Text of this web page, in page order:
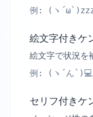
例: (ヽ
絵文字付きケ
絵文字で状況を
例: (ヽ´ん
セリフ付きケ